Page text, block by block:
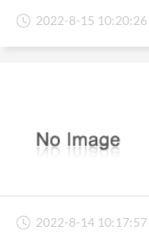
2022-8-15 10:20:26
2022-8-14 10:17:57